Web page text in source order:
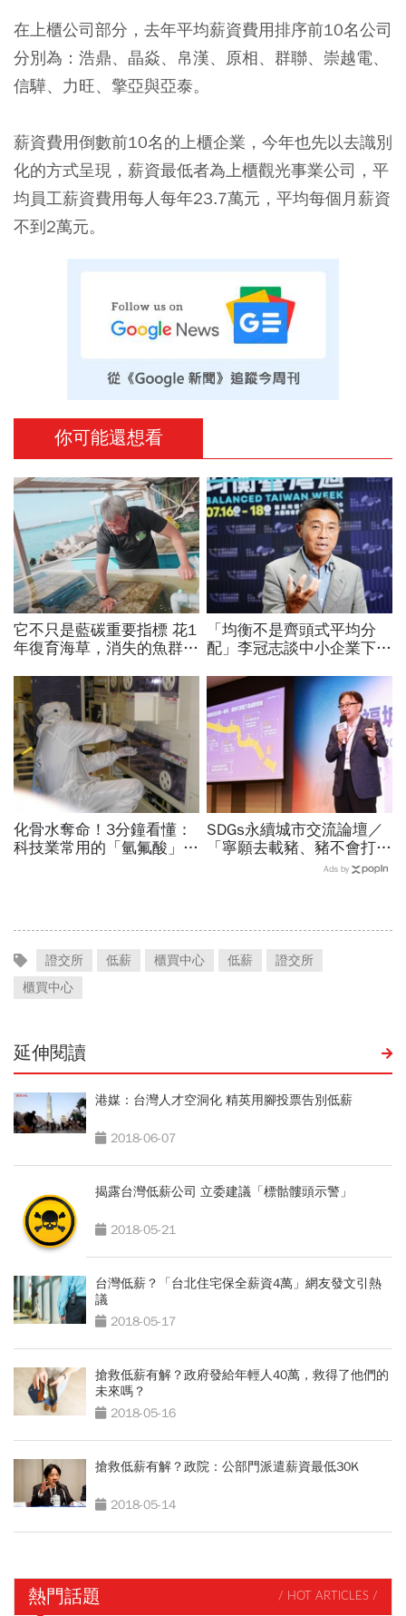
在上櫃公司部分，去年平均薪資費用排序前10名公司
分別為：浩鼎、晶焱、帛漢、原相、群聯、崇越電、
信驊、力旺、擎亞與亞泰。
薪資費用倒數前10名的上櫃企業，今年也先以去識別
化的方式呈現，薪資最低者為上櫃觀光事業公司，平
均員工薪資費用每人每年23.7萬元，平均每個月薪資
不到2萬元。
你可能還想看
它不只是藍碳重要指標 花1
年復育海草，消失的魚群也
「均衡不是齊頭式平均分
配」李冠志談中小企業下一
造新價值 ｜2026均衡臺灣
週 系列報導
化骨水奪命！3分鐘看懂：
科技業常用的「氫氟酸」，
SDGs永續城市交流論壇／
「寧願去載豬、豬不會打
1999」翻轉客運司機荒！
Ads by
證交所 低薪 櫃買中心 低薪
證交所
櫃買中心
延伸閱讀
港媒：台灣人才空洞化 精英用腳投票告別低薪
2018-06-07
揭露台灣低薪公司 立委建議「標骷髏頭示警」
2018-05-21
台灣低薪？「台北住宅保全薪資4萬」網友發文引熱
議
2018-05-17
搶救低薪有解？政府發給年輕人40萬，救得了他們的
未來嗎？
2018-05-16
搶救低薪有解？政院：公部門派遣薪資最低30K
2018-05-14
熱門話題 / HOT ARTICLES /